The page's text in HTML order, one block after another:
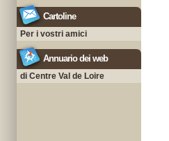
Cartoline
Per i vostri amici
Annuario dei web
di Centre Val de Loire